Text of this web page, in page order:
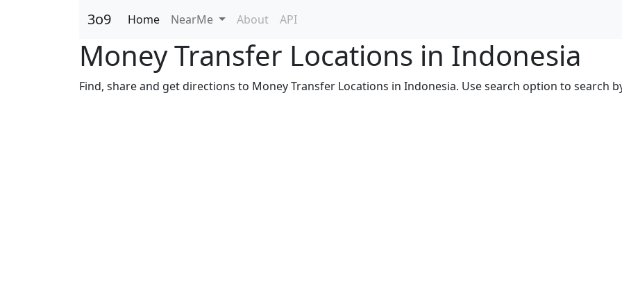
3o9 Home NearMe About API
Money Transfer Locations in Indonesia
Find, share and get directions to Money Transfer Locations in Indonesia. Use search option to search